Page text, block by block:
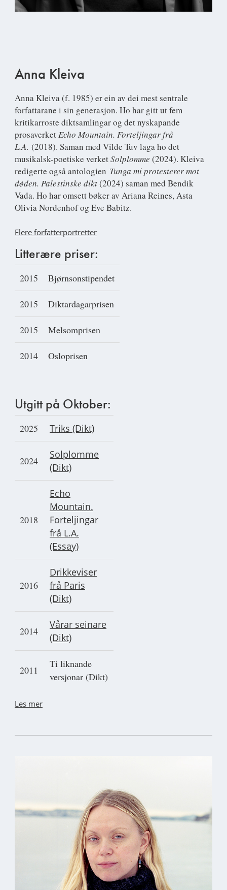
Anna Kleiva
Anna Kleiva(f. 1985) er ein av dei mest sentrale
forfattarane i sin generasjon. Ho har gitt ut fem
kritikarroste diktsamlingar og det nyskapande
prosaverketEcho Mountain. Forteljingar frå
L.A. (2018). Saman med Vilde Tuv laga ho det
musikalsk-poetiske verketSolplomme (2024). Kleiva
redigerte også antologien Tunga mi protesterer mot
døden. Palestinske dikt(2024) saman med Bendik
Vada. Ho har omsett bøker av Ariana Reines, Asta
Olivia Nordenhof og Eve Babitz.
Flere forfatterportretter
Litterære priser:
2015 Bjørnsonstipendet
2015 Diktardagarprisen
2015 Melsomprisen
2014 Osloprisen
Utgitt på Oktober:
2025 Triks (Dikt)
2024
Solplomme
(Dikt)
2018
Echo
Mountain.
Forteljingar
frå L.A.
(Essay)
2016
Drikkeviser
frå Paris
(Dikt)
2014
Vårar seinare
(Dikt)
2011
Ti liknande
versjonar (Dikt)
Les mer